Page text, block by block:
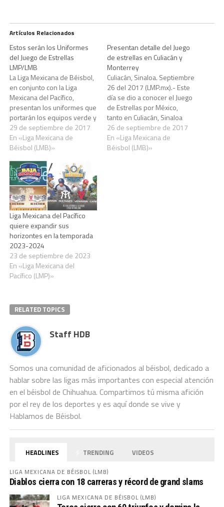
Artículos Relacionados
Estos serán los Uniformes
del Juego de Estrellas
LMP/LMB
La Liga Mexicana de Béisbol,
en conjunto con la Liga
Mexicana del Pacífico,
presentan los uniformes que
portarán los equipos verde y
rojo que actuarán en los
Juegos de Estrellas por
México de este fin de
y Monterrey, Nuevo León.
Todos los jugadores del
equipo rojo…
29 de septiembre de 2017
En «Liga Mexicana de
Béisbol (LMB)»
Presentan detalle del Juego
de estrellas en Culiacán y
Monterrey
Culiacán, Sinaloa. Septiembre
26 del 2017 (LMP.mx).- Este
día se dio a conocer el Juego
de Estrellas por México,
tanto en Culiacán, Sinaloa
como en Monterrey, Nuevo
León. Las directivas de los
equipos Tomateros y
26 de septiembre de 2017
En «Liga Mexicana de
Béisbol (LMB)»
Liga Mexicana del Pacífico
quiere expandir sus
horizontes en la temporada
2023-2024
23 de septiembre de 2023
En «Liga Mexicana del
Pacífico (LMP)»
RELATED TOPICS
Staff HDB
Somos una comunidad de aficionados al béisbol, dedicado a
hablar sobre las ligas más importantes con especial atención
en el béisbol de Chihuahua. Compartimos tú misma afición
por el rey de los deportes y es aquí donde se vive y
Hablamos de Béisbol.
HEADLINES TRENDING VIDEOS
LIGA MEXICANA DE BÉISBOL (LMB)
Diablos cierra con 18 carreras y récord de grand slams
LIGA MEXICANA DE BÉISBOL (LMB)